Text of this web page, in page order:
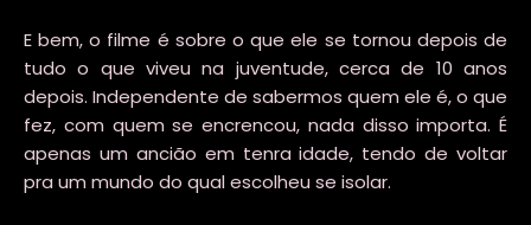
E bem, o filme é sobre o que ele se tornou depois de
tudo o que viveu na juventude, cerca de 10 anos
depois. Independente de sabermos quem ele é, o que
fez, com quem se encrencou, nada disso importa. É
apenas um ancião em tenra idade, tendo de voltar
pra um mundo do qual escolheu se isolar.